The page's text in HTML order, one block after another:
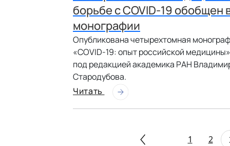
борьбе с COVID-19 обобщен
монографии
Опубликована четырехтомная
«COVID-19: опыт российской медицины»
под редакцией академика РАН
Стародубова.
Читать
1 2